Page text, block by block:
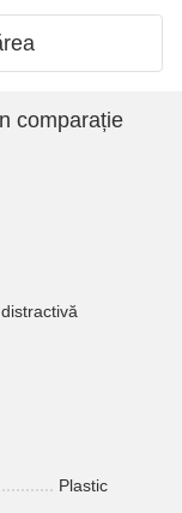
comparație
Plastic